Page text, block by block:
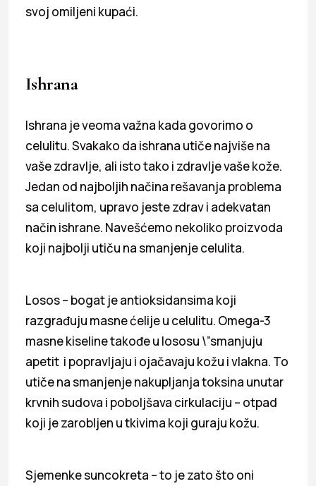
svoj omiljeni kupaći.
Ishrana
Ishrana je veoma važna kada govorimo o
celulitu. Svakako da ishrana utiče najviše na
vaše zdravlje, ali isto tako i zdravlje vaše kože.
Jedan od najboljih načina rešavanja problema
sa celulitom, upravo jeste zdrav i adekvatan
način ishrane. Navešćemo nekoliko proizvoda
koji najbolji utiču na smanjenje celulita.
Losos – bogat je antioksidansima koji
razgrađuju masne ćelije u celulitu. Omega-3
masne kiseline takođe u lososu \”smanjuju
apetit i popravljaju i ojačavaju kožu i vlakna. To
utiče na smanjenje nakupljanja toksina unutar
krvnih sudova i poboljšava cirkulaciju – otpad
koji je zarobljen u tkivima koji guraju kožu.
Sjemenke suncokreta – to je zato što oni